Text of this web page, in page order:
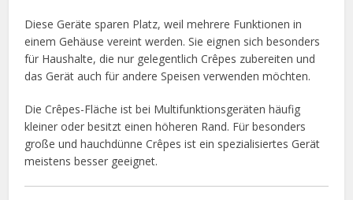
Diese Geräte sparen Platz, weil mehrere Funktionen in
einem Gehäuse vereint werden. Sie eignen sich besonders
für Haushalte, die nur gelegentlich Crêpes zubereiten und
das Gerät auch für andere Speisen verwenden möchten.
Die Crêpes-Fläche ist bei Multifunktionsgeräten häufig
kleiner oder besitzt einen höheren Rand. Für besonders
große und hauchdünne Crêpes ist ein spezialisiertes Gerät
meistens besser geeignet.